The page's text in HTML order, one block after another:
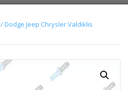
/ Dodge Jeep Chrysler Valdiklis